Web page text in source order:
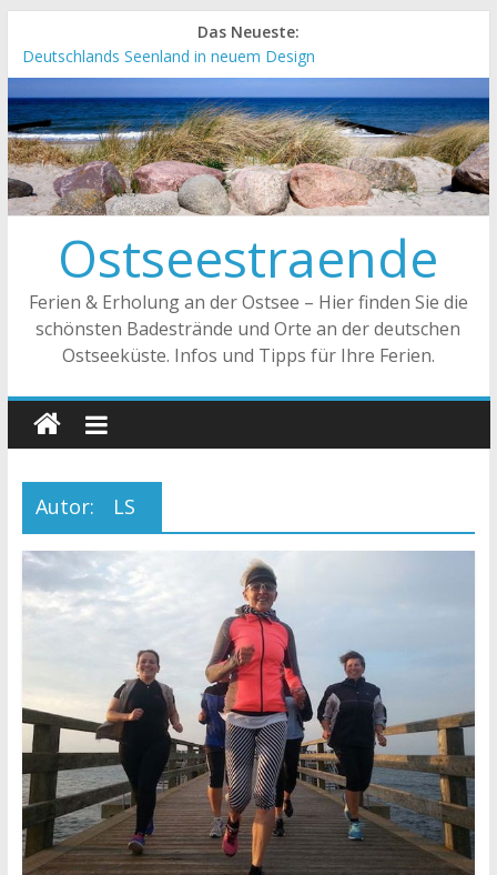
Das Neueste:
Deutschlands Seenland in neuem Design
„Kellenhusen nach Hause bestellen“ Neuer Online-Shop
verfügbar
Neue Camping-Broschüre der Ostsee Schleswig-Holstein
Neues Urlaubsmagazin für Mecklenburg-Vorpommern
erschienen
Meck-Pomm Short News Januar
Ostseestraende
Ferien & Erholung an der Ostsee – Hier finden Sie die
schönsten Badestrände und Orte an der deutschen
Ostseeküste. Infos und Tipps für Ihre Ferien.
Autor: LS